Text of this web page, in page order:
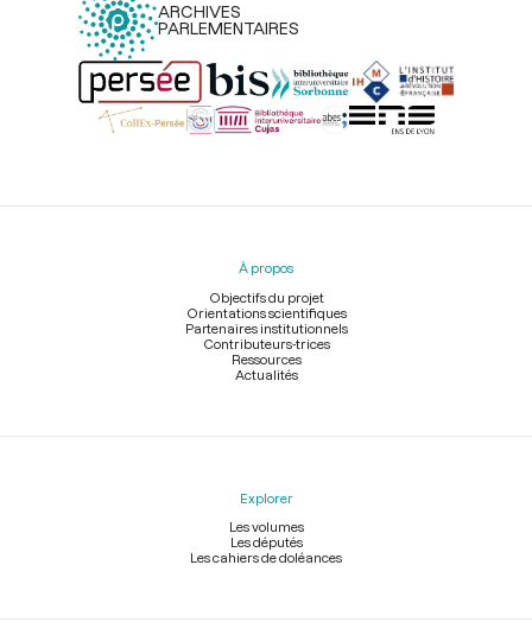
ARCHIVES
PARLEMENTAIRES
Menu
À propos
Objectifs du projet
Orientations scientifiques
Partenaires institutionnels
Contributeurs-trices
Ressources
Actualités
Explorer
Les volumes
Les députés
Les cahiers de doléances